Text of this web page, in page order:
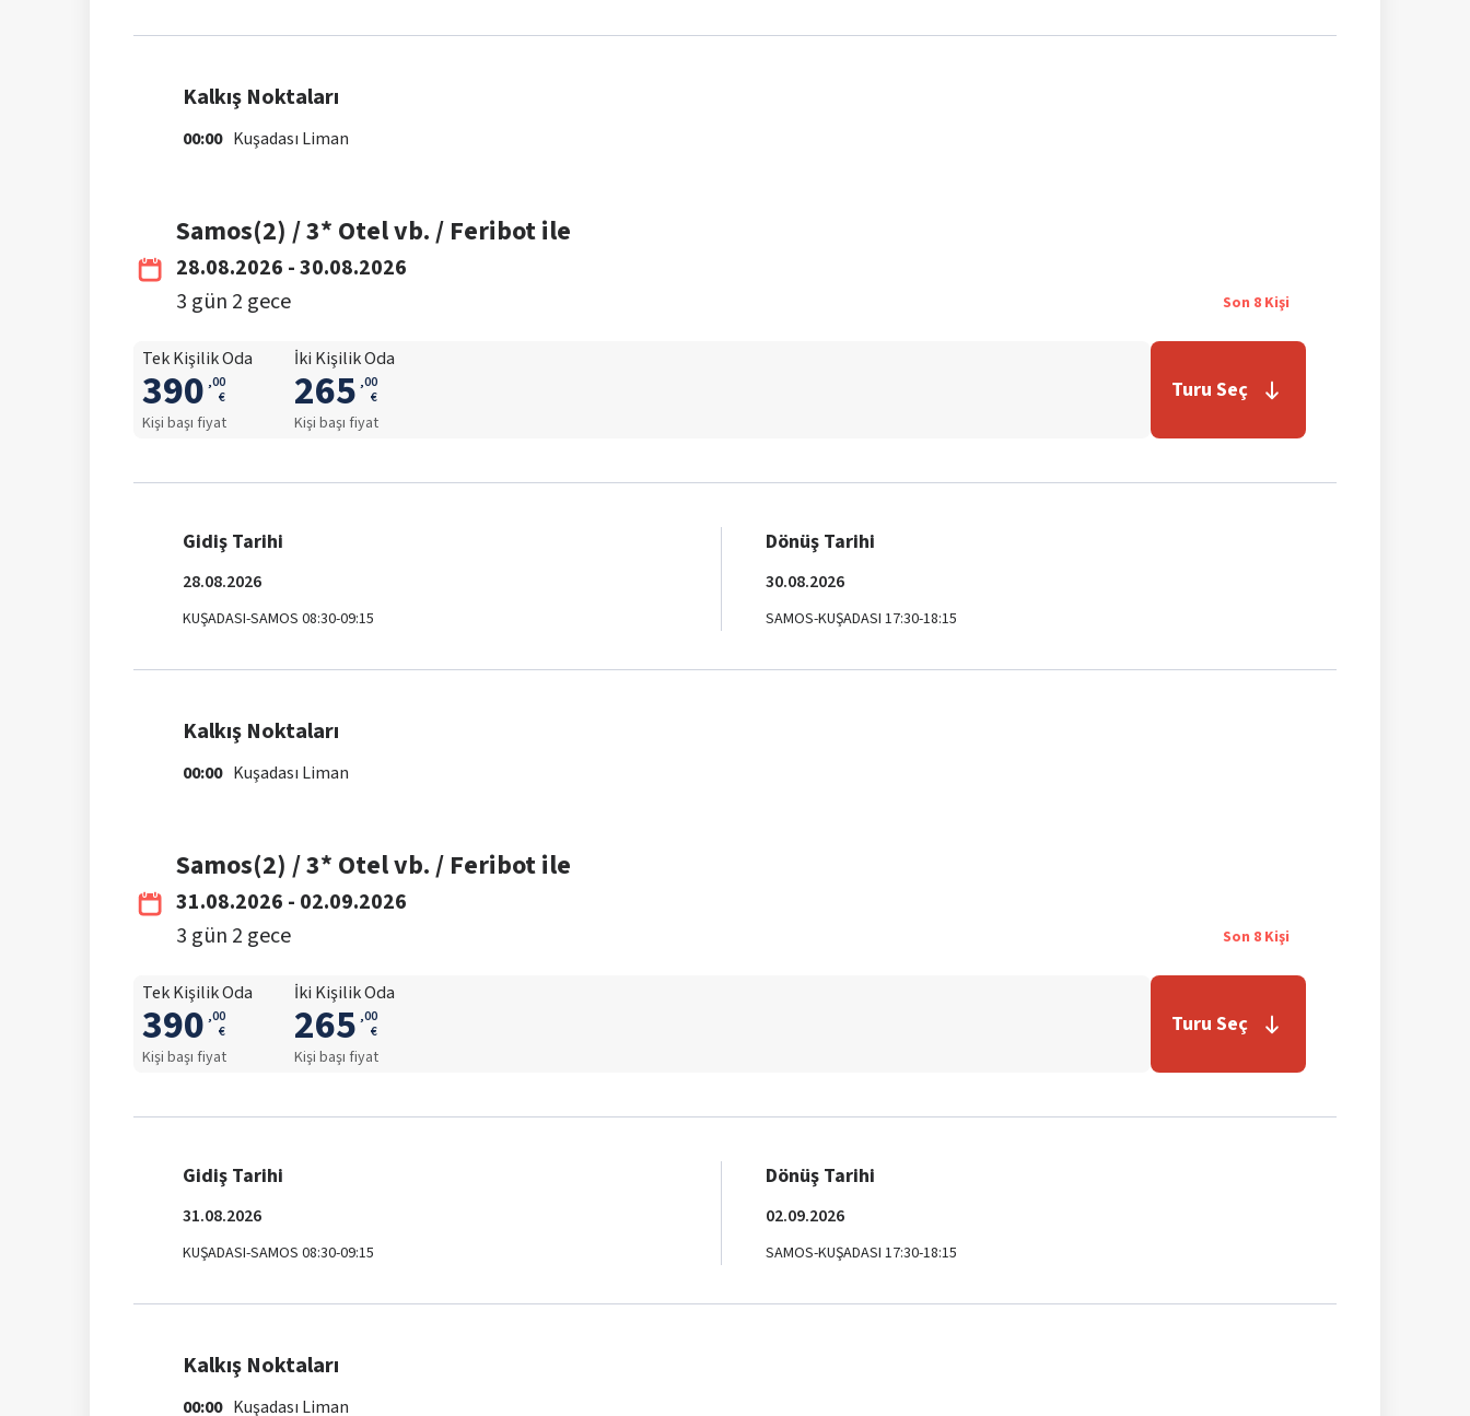
Kalkış Noktaları
00:00 Kuşadası Liman
Samos(2) / 3* Otel vb. / Feribot ile
28.08.2026 - 30.08.2026
3 gün 2 gece Son 8 Kişi
Tek Kişilik Oda
390 ,00
€
Kişi başı fiyat
İki Kişilik Oda
265 ,00
€
Kişi başı fiyat
Turu Seç
Gidiş Tarihi
28.08.2026
KUŞADASI-SAMOS 08:30-09:15
Dönüş Tarihi
30.08.2026
SAMOS-KUŞADASI 17:30-18:15
Kalkış Noktaları
00:00 Kuşadası Liman
Samos(2) / 3* Otel vb. / Feribot ile
31.08.2026 - 02.09.2026
3 gün 2 gece Son 8 Kişi
Tek Kişilik Oda
390 ,00
€
Kişi başı fiyat
İki Kişilik Oda
265 ,00
€
Kişi başı fiyat
Turu Seç
Gidiş Tarihi
31.08.2026
KUŞADASI-SAMOS 08:30-09:15
Dönüş Tarihi
02.09.2026
SAMOS-KUŞADASI 17:30-18:15
Kalkış Noktaları
00:00 Kuşadası Liman